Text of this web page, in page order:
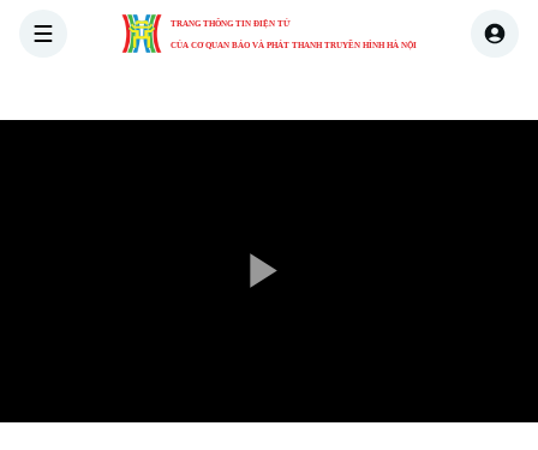
TRANG THÔNG TIN ĐIỆN TỬ
CỦA CƠ QUAN BÁO VÀ PHÁT THANH TRUYỀN HÌNH HÀ NỘI